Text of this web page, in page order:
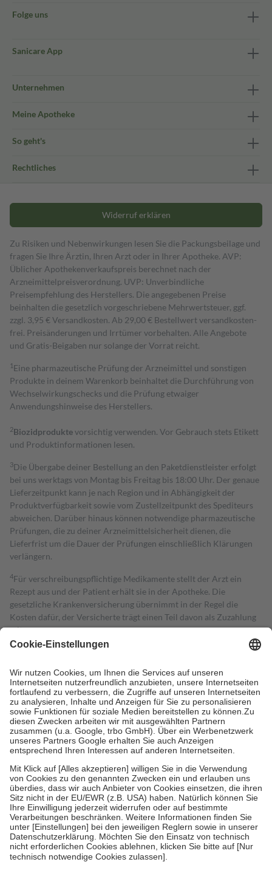
Folge uns
Sanicare App
Unternehmen
Meine Apotheke
So geht's
Rechtliches
Widerruf erklären
Zu Risiken und Nebenwirkungen lesen Sie die Packungsbeilage und
fragen Sie Ihre Ärztin, Ihren Arzt oder in Ihrer Apotheke. AVP:
Üblicher Apothekenverkaufspreis berechnet nach der
Arzneimittelpreisverordnung. UVP: Unverbindliche
Preisempfehlung des Herstellers. Die angegebenen Preise
beinhalten die gesetzlich vorgeschriebene Mehrwertsteuer, ggf.
zzgl. 3,95 € Versandkosten. Ab 29,00 € Bestell­wert versand­kosten­
frei. Preisänderungen und Irrtümer vorbehalten. Alle Angebote
und Gratis-Beigaben nur solange der Vorrat reicht.
1 Eine pharmazeutische Prüfung der Arzneimittel und sonstigen
Produkte in deinem Warenkorb beinhaltet die Durchführung von
Wechselwirkungschecks und die Prüfung etwaiger
Anwendungshinweise des Herstellers.
2Biozidproduktevorsichtig verwenden. Vor Gebrauch stets Etikett
und Produktinformationen lesen.
3Die Übergabe deiner Bestellung an den Paketdienstleister erfolgt
bei uns werktags von Montag bis Freitag bis 18:00 Uhr. Der genaue
Lieferzeitpunkt kann je nach Region und in Abhängigkeit der
Produktverfügbarkeit sowie vom Zustellzeitpunkt des Spediteurs
abweichen. Darüber hinaus können notwendige pharmazeutische
Prüfungen, die zu deiner Arzneimittelsicherheit dienen, die
Lieferfrist um die Dauer der Prüfungen einschließlich Klärungen
verlängern.
4Für verschreibungspflichtige Medikamente stellt der Arzt ein
Rezept aus und der Patient erhält sie in der Apotheke. Die
gesetzliche Krankenversicherung übernimmt in der Regel die
Kosten dafür, der Versicherte trägt einen Teil davon als Zuzahlung
mit.
Grundsätzlich leisten Mitglieder Zuzahlungen in Höhe von zehn
höchstens zehn Euro.
Es sind jedoch nie mehr als die tatsächlichen
Kosten der Leistung zu entrichten.
Diese Regeln gelten grundsätzlich auch für Online-Apotheken.
Bei Heilmitteln und häuslicher Krankenpflege beträgt die
Zuzahlung zehn Prozent der Kosten sowie zehn Euro je
Verordnung.
Um das Engagement der Versicherten für ihre eigene Gesundheit zu
stärken und die besondere Stellung der Familie zu unterstützen,
fallenkeine Zuzahlungenan bei:
• Kindern und Jugendlichen bis zum vollendeten 18. Lebensjahr
mit Ausnahme der Fahrkosten
• Untersuchungen zur Vorsorge und Früherkennung, die von der
GKV getragen werden
• empfohlenen Schutzimpfungen
• Harn- und Blutteststreifen